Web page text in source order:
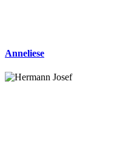
Anneliese